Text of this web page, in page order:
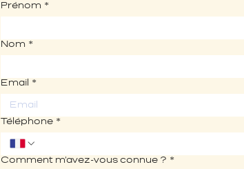
Prénom *
Nom *
Email *
Téléphone *
Comment m'avez-vous connue ? *